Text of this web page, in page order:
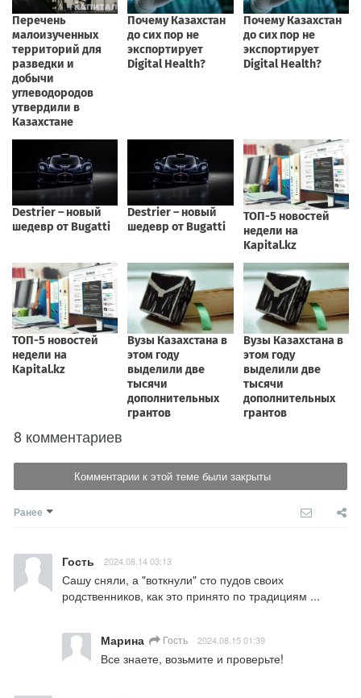
8 комментариев
Комментарии к этой теме были закрыты
Ранее
Гость 2024.08.14 03:13
Сашу сняли, а "воткнули" сто пудов своих
родственников, как это принято по традициям ...
Марина Гость 2024.08.15 01:39
Все знаете, возьмите и проверьте!